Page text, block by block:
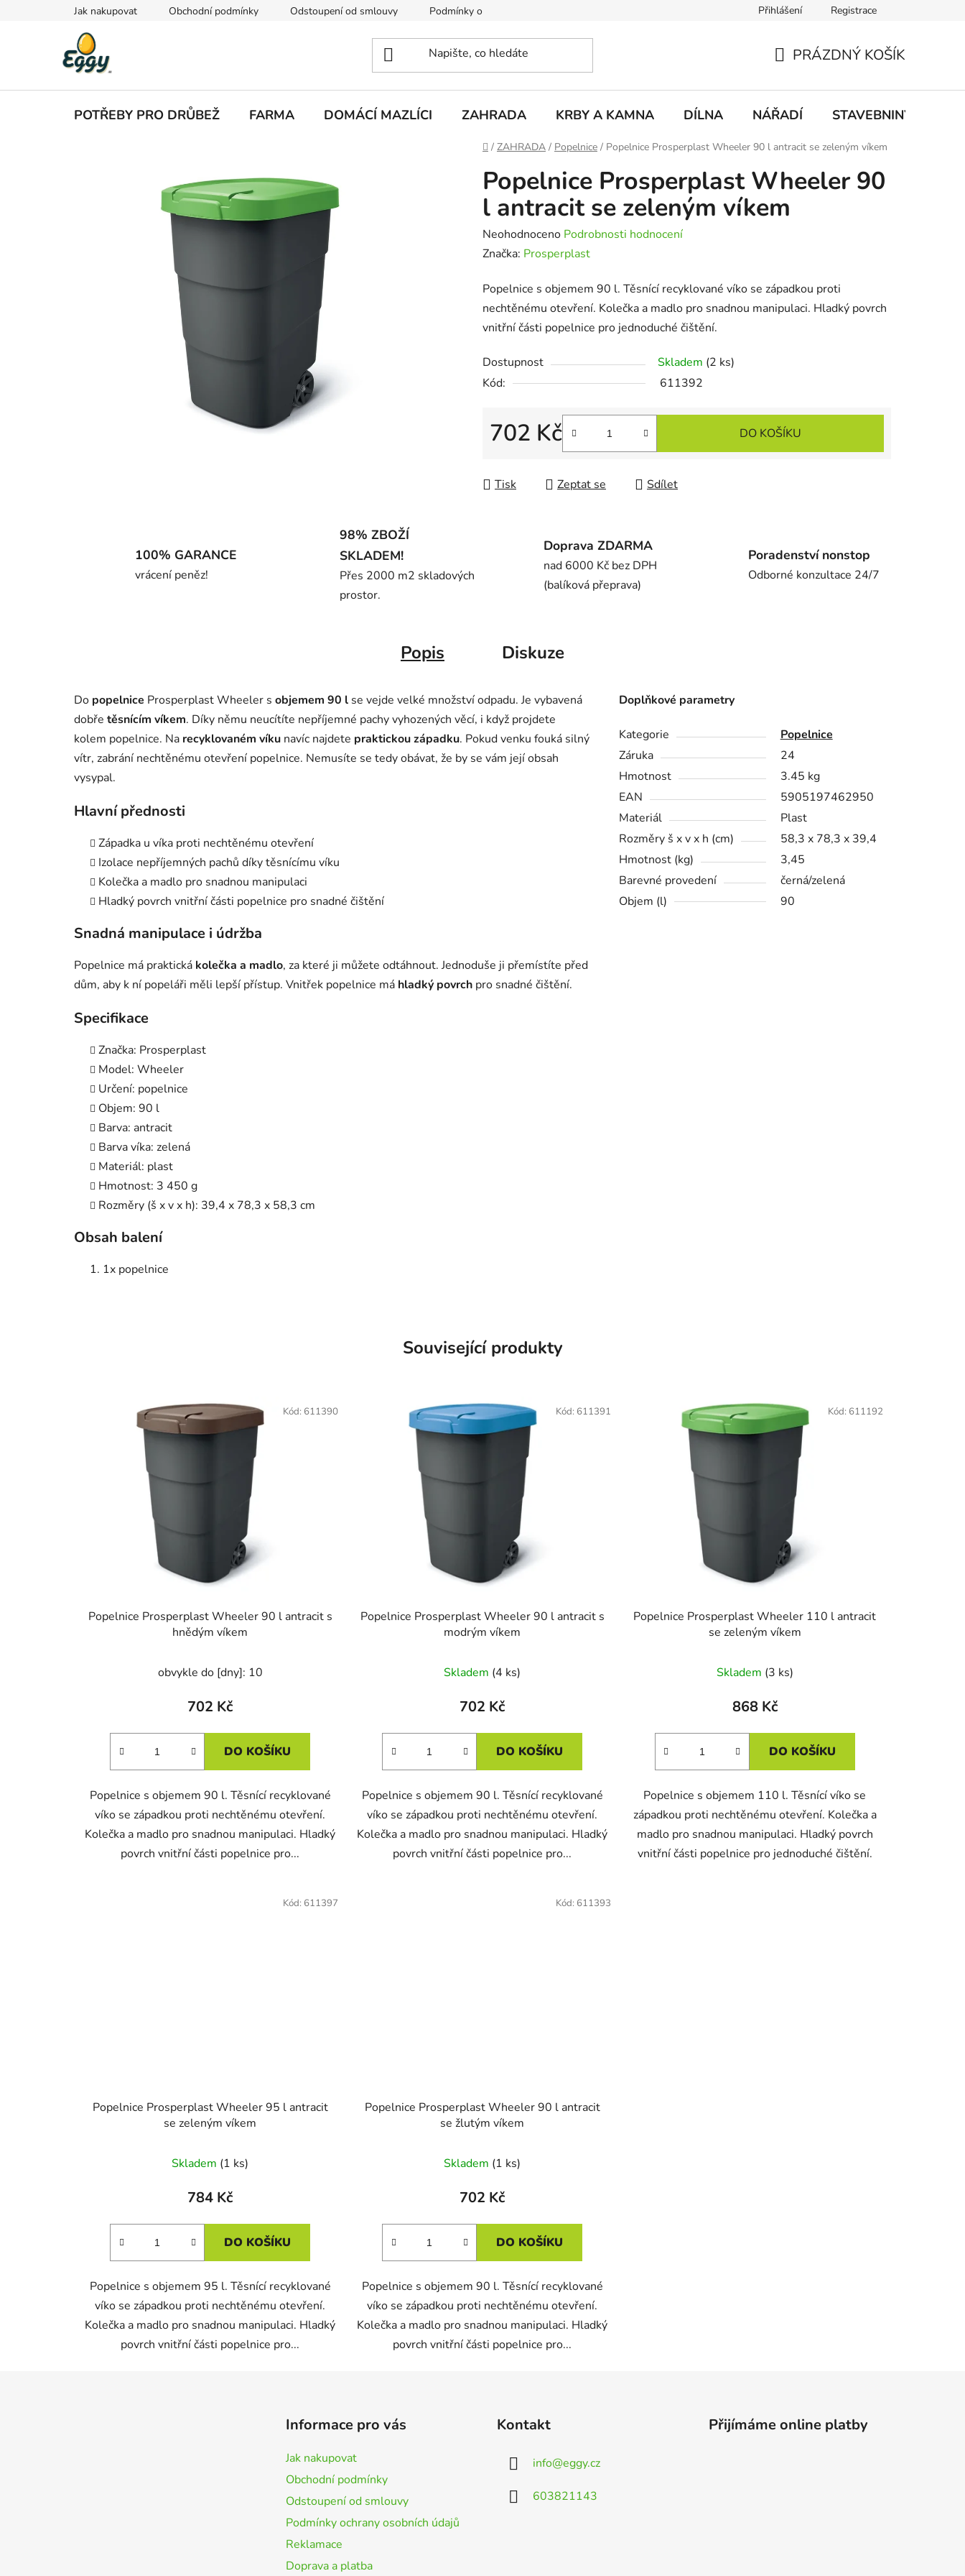
Jak nakupovat Obchodní podmínky Odstoupení od smlouvy Podmínky ochrany osobních údajů Doprava a platbaPřihlášení Registrace
KOŠÍK
PRÁZDNÝ KOŠÍK
POTŘEBY PRO DRŮBEŽ FARMA DOMÁCÍ MAZLÍCI ZAHRADA KRBY A KAMNA DÍLNA NÁŘADÍ STAVEBNINY
Domů
/ ZAHRADA / Popelnice / Popelnice Prosperplast Wheeler 90 l antracit se zeleným víkem
Popelnice Prosperplast Wheeler 90
l antracit se zeleným víkem
Průměrné
hodnocení
je
0,0
z
hvězdiček.
Neohodnoceno Podrobnosti hodnocení
Značka: Prosperplast
Popelnice s objemem 90 l. Těsnící recyklované víko se západkou proti
nechtěnému otevření. Kolečka a madlo pro snadnou manipulaci. Hladký povrch
vnitřní části popelnice pro jednoduché čištění.
Dostupnost Skladem (2 ks)
Kód:
611392
702 Kč DO KOŠÍKU
Tisk Zeptat se Sdílet
100% GARANCE
vrácení peněz!
98% ZBOŽÍ
SKLADEM!
Přes 2000 m2 skladových
prostor.
Doprava ZDARMA
nad 6000 Kč bez DPH
(balíková přeprava)
Poradenství nonstop
Odborné konzultace 24/7
Popis Diskuze
Do popelnice Prosperplast Wheeler s objemem 90 l se vejde velké množství odpadu. Je vybavená
dobře těsnícím víkem. Díky němu neucítíte nepříjemné pachy vyhozených věcí, i když projdete
kolem popelnice. Na recyklovaném víku navíc najdete praktickou západku. Pokud venku fouká silný
vítr, zabrání nechtěnému otevření popelnice. Nemusíte se tedy obávat, že by se vám její obsah
vysypal.
Hlavní přednosti
Západka u víka proti nechtěnému otevření
Izolace nepříjemných pachů díky těsnícímu víku
Kolečka a madlo pro snadnou manipulaci
Hladký povrch vnitřní části popelnice pro snadné čištění
Snadná manipulace i údržba
Popelnice má praktická kolečka a madlo, za které ji můžete odtáhnout. Jednoduše ji přemístíte před
dům, aby k ní popeláři měli lepší přístup. Vnitřek popelnice má hladký povrch pro snadné čištění.
Specifikace
Značka: Prosperplast
Model: Wheeler
Určení: popelnice
Objem: 90 l
Barva: antracit
Barva víka: zelená
Materiál: plast
Hmotnost: 3 450 g
Rozměry (š x v x h): 39,4 x 78,3 x 58,3 cm
Obsah balení
1x popelnice
Doplňkové parametry
Kategorie
Popelnice
Záruka
24
Hmotnost
3.45 kg
EAN
5905197462950
Materiál
Plast
Rozměry š x v x h (cm)
58,3 x 78,3 x 39,4
Hmotnost (kg)
3,45
Barevné provedení
černá/zelená
Objem (l)
90
Související produkty
Popelnice Prosperplast Wheeler 90 l antracit s
hnědým víkem
obvykle do [dny]: 10
702 Kč
DO KOŠÍKU
Popelnice s objemem 90 l. Těsnící recyklované
víko se západkou proti nechtěnému otevření.
Kolečka a madlo pro snadnou manipulaci. Hladký
povrch vnitřní části popelnice pro...
Kód: 611390
Popelnice Prosperplast Wheeler 90 l antracit s
modrým víkem
Skladem (4 ks)
702 Kč
DO KOŠÍKU
Popelnice s objemem 90 l. Těsnící recyklované
víko se západkou proti nechtěnému otevření.
Kolečka a madlo pro snadnou manipulaci. Hladký
povrch vnitřní části popelnice pro...
Kód: 611391
Popelnice Prosperplast Wheeler 110 l antracit
se zeleným víkem
Skladem (3 ks)
868 Kč
DO KOŠÍKU
Popelnice s objemem 110 l. Těsnící víko se
západkou proti nechtěnému otevření. Kolečka a
madlo pro snadnou manipulaci. Hladký povrch
vnitřní části popelnice pro jednoduché čištění.
Kód: 611192
Popelnice Prosperplast Wheeler 95 l antracit
se zeleným víkem
Skladem (1 ks)
784 Kč
DO KOŠÍKU
Popelnice s objemem 95 l. Těsnící recyklované
víko se západkou proti nechtěnému otevření.
Kolečka a madlo pro snadnou manipulaci. Hladký
povrch vnitřní části popelnice pro...
Kód: 611397
Popelnice Prosperplast Wheeler 90 l antracit
se žlutým víkem
Skladem (1 ks)
702 Kč
DO KOŠÍKU
Popelnice s objemem 90 l. Těsnící recyklované
víko se západkou proti nechtěnému otevření.
Kolečka a madlo pro snadnou manipulaci. Hladký
povrch vnitřní části popelnice pro...
Kód: 611393
Informace pro vás
Jak nakupovat
Obchodní podmínky
Odstoupení od smlouvy
Podmínky ochrany osobních údajů
Reklamace
Doprava a platba
Kontakt
info@eggy.cz
603821143
Přijímáme online platby